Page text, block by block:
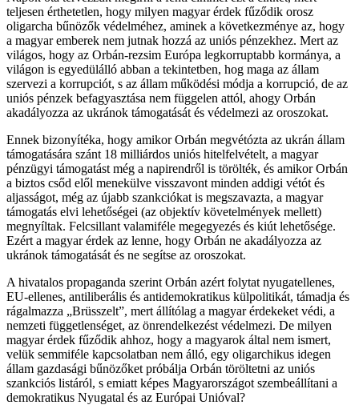
teljesen érthetetlen, hogy milyen magyar érdek fűződik orosz
oligarcha bűnözők védelméhez, aminek a következménye az, hogy
a magyar emberek nem jutnak hozzá az uniós pénzekhez. Mert az
világos, hogy az Orbán-rezsim Európa legkorruptabb kormánya, a
világon is egyedülálló abban a tekintetben, hog maga az állam
szervezi a korrupciót, s az állam működési módja a korrupció, de az
uniós pénzek befagyasztása nem függelen attól, ahogy Orbán
akadályozza az ukránok támogatását és védelmezi az oroszokat.
Ennek bizonyítéka, hogy amikor Orbán megvétózta az ukrán állam
támogatására szánt 18 milliárdos uniós hitelfelvételt, a magyar
pénzügyi támogatást még a napirendről is törölték, és amikor Orbán
a biztos csőd elől menekülve visszavont minden addigi vétót és
aljasságot, még az újabb szankciókat is megszavazta, a magyar
támogatás elvi lehetőségei (az objektív követelmények mellett)
megnyíltak. Felcsillant valamiféle megegyezés és kiút lehetősége.
Ezért a magyar érdek az lenne, hogy Orbán ne akadályozza az
ukránok támogatását és ne segítse az oroszokat.
A hivatalos propaganda szerint Orbán azért folytat nyugatellenes,
EU-ellenes, antiliberális és antidemokratikus külpolitikát, támadja és
rágalmazza „Brüsszelt”, mert állítólag a magyar érdekeket védi, a
nemzeti függetlenséget, az önrendelkezést védelmezi. De milyen
magyar érdek fűződik ahhoz, hogy a magyarok által nem ismert,
velük semmiféle kapcsolatban nem álló, egy oligarchikus idegen
állam gazdasági bűnözőket próbálja Orbán töröltetni az uniós
szankciós listáról, s emiatt képes Magyarországot szembeállítani a
demokratikus Nyugatal és az Európai Unióval?